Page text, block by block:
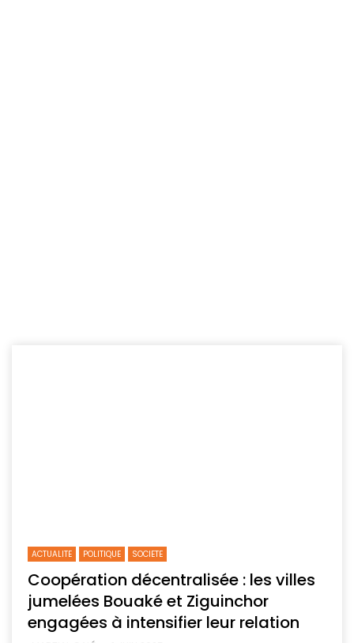
ACTUALITE POLITIQUE SOCIETE
Coopération décentralisée : les villes
jumelées Bouaké et Ziguinchor
engagées à intensifier leur relation